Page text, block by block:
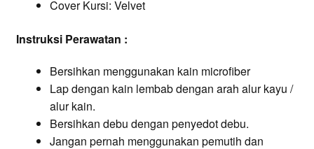
Cover Kursi: Velvet
Instruksi Perawatan :
Bersihkan menggunakan kain microfiber
Lap dengan kain lembab dengan arah alur kayu /
alur kain.
Bersihkan debu dengan penyedot debu.
Jangan pernah menggunakan pemutih dan